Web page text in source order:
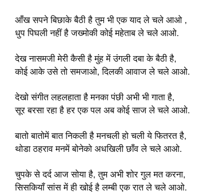
आँख सपने बिछाके बैठी है तुम भी एक याद ले चले आओ ,
धुप पिघली नहीं है जख्मोकी कोई महेताब ले चले आओ.
देख नासमजी मेरी कैसी है मुंह में उंगली दबा के बैठी है,
कोई आके उसे तो समजाओ, दिलकी आवाज ले चले आओ.
देखो संगीत लहलहाता है मनका पंछी अभी भी गाता है,
सूर बरसा रहा है हर एक पल अब कोई साज ले चले आओ.
बातो बातोमें बात निकली है मनचली हो चली ये फितरत है,
थोडा ठहराव मनमें बोनेको अधखिली छाँव ले चले आओ.
चुपके से दर्द आज सोया है, तुम अभी शोर गुल मत करना,
सिसकियाँ सांस में ही खोई है लम्बी एक रात ले चले आओ.